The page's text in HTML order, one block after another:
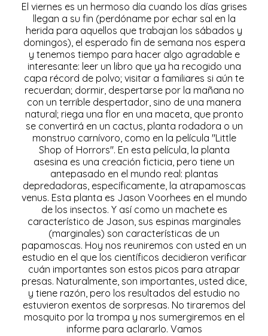
El viernes es un hermoso día cuando los días grises
llegan a su fin (perdóname por echar sal en la
herida para aquellos que trabajan los sábados y
domingos), el esperado fin de semana nos espera
y tenemos tiempo para hacer algo agradable e
interesante: leer un libro que ya ha recogido una
capa récord de polvo; visitar a familiares si aún te
recuerdan; dormir, despertarse por la mañana no
con un terrible despertador, sino de una manera
natural; riega una flor en una maceta, que pronto
se convertirá en un cactus, planta rodadora o un
monstruo carnívoro, como en la película "Little
Shop of Horrors". En esta película, la planta
asesina es una creación ficticia, pero tiene un
antepasado en el mundo real: plantas
depredadoras, específicamente, la atrapamoscas
venus. Esta planta es Jason Voorhees en el mundo
de los insectos. Y así como un machete es
característico de Jason, sus espinas marginales
(marginales) son características de un
papamoscas. Hoy nos reuniremos con usted en un
estudio en el que los científicos decidieron verificar
cuán importantes son estos picos para atrapar
presas. Naturalmente, son importantes, usted dice,
y tiene razón, pero los resultados del estudio no
estuvieron exentos de sorpresas. No tiraremos del
mosquito por la trompa y nos sumergiremos en el
informe para aclararlo. Vamos